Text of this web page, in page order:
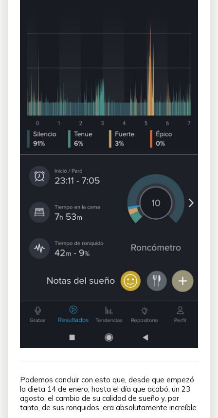
Podemos concluir con esto que, desde que empezó
la dieta 14 de enero, hasta el día que acabó, un 23
agosto, el cambio de su calidad de sueño y, por
tanto, de sus ronquidos, era absolutamente increíble.